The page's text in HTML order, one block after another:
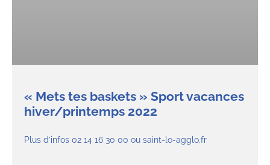
« Mets tes baskets » Sport vacances
hiver/printemps 2022
Plus d’infos 02 14 16 30 00 ou saint-lo-agglo.fr